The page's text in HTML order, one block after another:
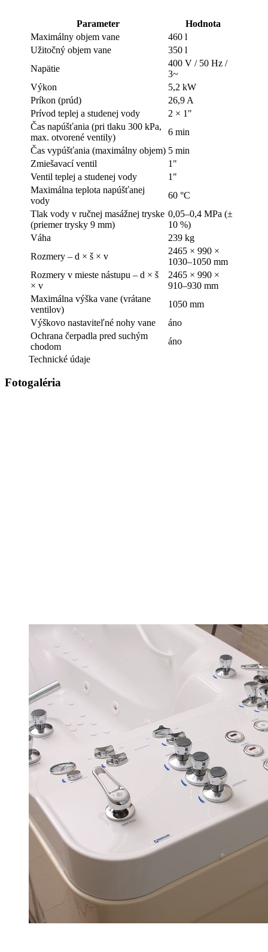
Parameter
Hodnota
Maximálny objem vane
460 l
Užitočný objem vane
350 l
Napätie
400 V / 50 Hz /
3~
Výkon
5,2 kW
Príkon (prúd)
26,9 A
Prívod teplej a studenej vody
2 × 1"
Čas napúšťania (pri tlaku 300 kPa,
max. otvorené ventily)
6 min
Čas vypúšťania (maximálny objem) 5 min
Zmiešavací ventil
1"
Ventil teplej a studenej vody
1"
Maximálna teplota napúšťanej
vody
60 °C
Tlak vody v ručnej masážnej tryske
(priemer trysky 9 mm)
0,05–0,4 MPa (±
10 %)
Váha
239 kg
Rozmery – d × š × v
2465 × 990 ×
1030–1050 mm
Rozmery v mieste nástupu – d × š
× v
2465 × 990 ×
910–930 mm
Maximálna výška vane (vrátane
ventilov)
1050 mm
Výškovo nastaviteľné nohy vane
áno
Ochrana čerpadla pred suchým
chodom
áno
Technické údaje
Fotogaléria